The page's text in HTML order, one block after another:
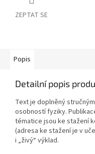
ZEPTAT SE
Popis
Detailní popis
Text je doplněný
osobností fyziky.
tématice jsou ke stažení
(adresa ke stažení je v
i „živý“ výklad.